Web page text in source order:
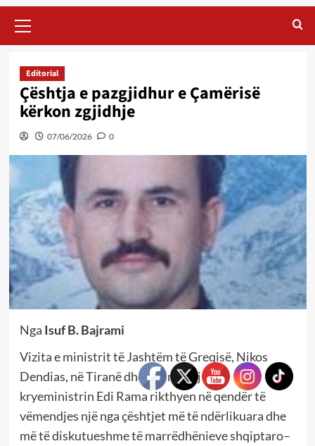
Menu
Editorial
Çështja e pazgjidhur e Çamërisë
kërkon zgjidhje
07/06/2026 0
Nga Isuf B. Bajrami
Vizita e ministrit të Jashtëm të Greqisë, Nikos
Dendias, në Tiranë dhe takimi i tij me
kryeministrin Edi Rama rikthyen në qendër të
vëmendjes një nga çështjet më të ndërlikuara dhe
më të diskutueshme të marrëdhënieve shqiptaro–